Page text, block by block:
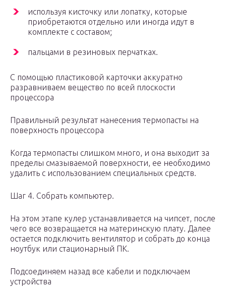
используя кисточку или лопатку, которые
приобретаются отдельно или иногда идут в
комплекте с составом;
пальцами в резиновых перчатках.
С помощью пластиковой карточки аккуратно
разравниваем вещество по всей плоскости
процессора
Правильный результат нанесения термопасты на
поверхность процессора
Когда термопасты слишком много, и она выходит за
пределы смазываемой поверхности, ее необходимо
удалить с использованием специальных средств.
Шаг 4. Собрать компьютер.
На этом этапе кулер устанавливается на чипсет, после
чего все возвращается на материнскую плату. Далее
остается подключить вентилятор и собрать до конца
ноутбук или стационарный ПК.
Подсоединяем назад все кабели и подключаем
устройства